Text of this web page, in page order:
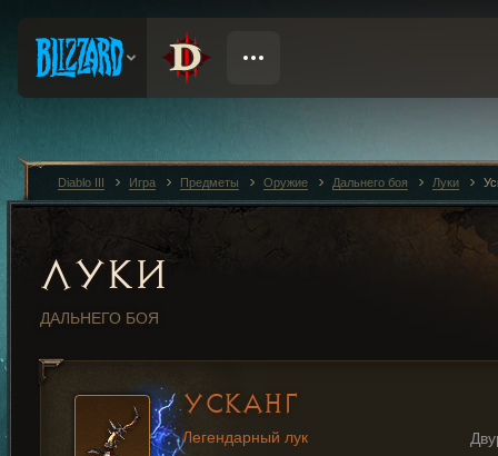
ЛУКИ
ДАЛЬНЕГО БОЯ
УСКАНГ
Легендарный лук
Diablo III Игра Предметы Оружие Дальнего боя Луки